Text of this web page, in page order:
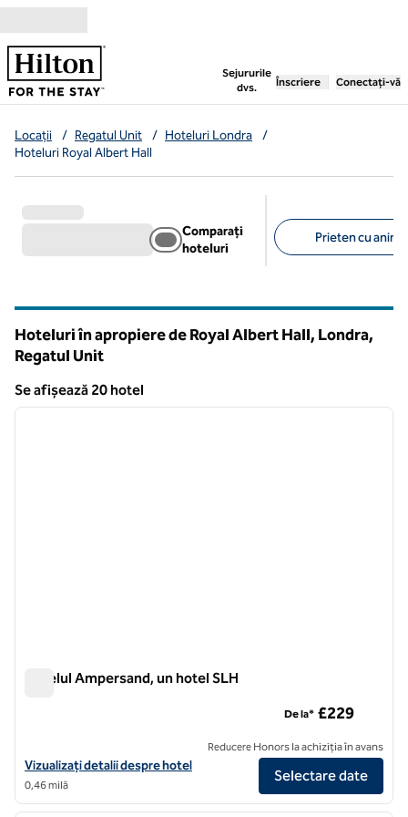
Salt la conținut
Sejururile
dvs.
, deschide o filă nouă
Înscriere Conectați-vă
Locații / Regatul Unit / Hoteluri Londra
/
Hoteluri Royal Albert Hall
Comparați
hoteluri
Prieten cu
Hoteluri în apropiere de Royal Albert Hall, Londra,
Regatul Unit
Se afișează 20 hotel
Se afișează 20 hotel
Hotelul Ampersand, un hotel SLH
Vizualizați detaliile hotelului pentru The Ampersand Hotel, un hotel
Vizualizați detalii despre hotel
0,46 milă
De la* £229
Reducere Honors la achiziția în avans
Selectare date
1/12